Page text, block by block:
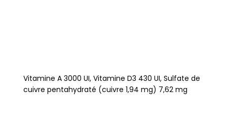
Vitamine A 3000 UI, Vitamine D3 430 UI, Sulfate de
cuivre pentahydraté (cuivre 1,94 mg) 7,62 mg